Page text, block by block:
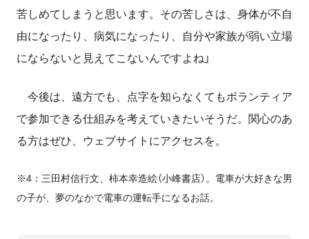
苦しめてしまうと思います。その苦しさは、身体が不自
由になったり、病気になったり、自分や家族が弱い立場
にならないと見えてこないんですよね」
今後は、遠方でも、点字を知らなくてもボランティア
で参加できる仕組みを考えていきたいそうだ。関心のあ
る方はぜひ、ウェブサイトにアクセスを。
※4：三田村信行文、柿本幸造絵（小峰書店）。電車が大好きな男
の子が、夢のなかで電車の運転手になるお話。